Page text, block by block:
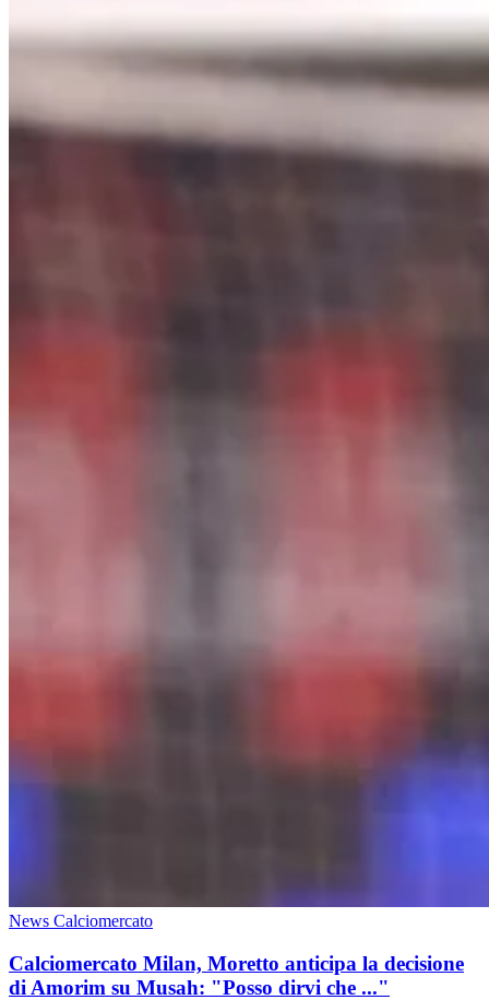
News Calciomercato
Calciomercato Milan, Moretto anticipa la decisione
di Amorim su Musah: "Posso dirvi che ..."